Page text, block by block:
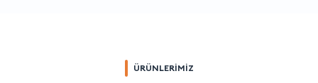
ÜRÜNLERİMİZ